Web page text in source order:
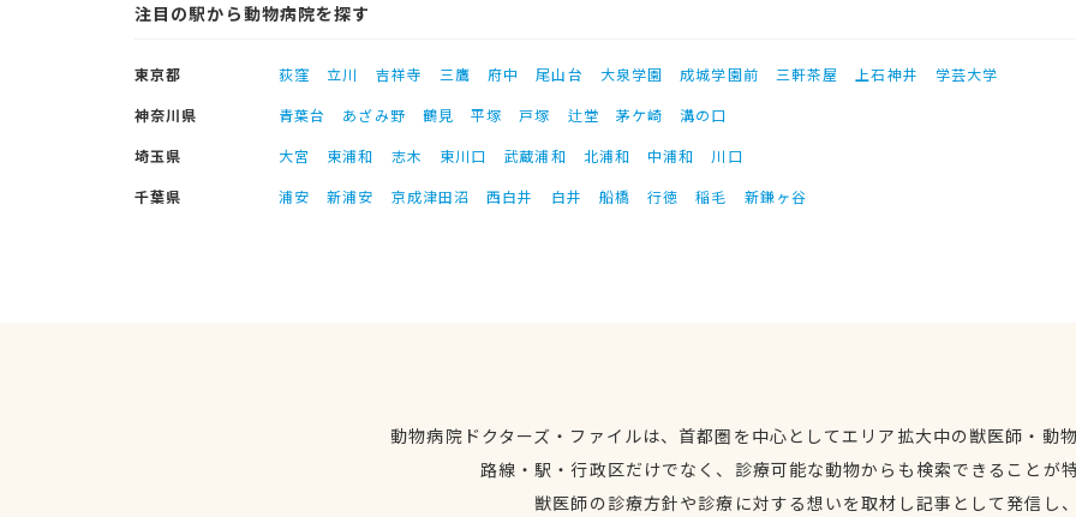
注目の駅から動物病院を探す
東京都 荻窪 立川 吉祥寺 三鷹 府中 尾山台 大泉学園 成城学園前 三軒茶屋 上石神井
学芸大学
神奈川県
青葉台 あざみ野 鶴見 平塚 戸塚 辻堂 茅ケ崎
溝の口
埼玉県
大宮 東浦和 志木 東川口 武蔵浦和 北浦和 中浦和
川口
千葉県
浦安 新浦安 京成津田沼 西白井 白井 船橋 行徳 稲毛 新鎌ヶ谷
動物病院ドクターズ・ファイルは、首都圏を中心としてエリア拡大中の獣医師・動
路線・駅・行政区だけでなく、診療可能な動物からも検索できることが
獣医師の診療方針や診療に対する想いを取材し記事として発信し